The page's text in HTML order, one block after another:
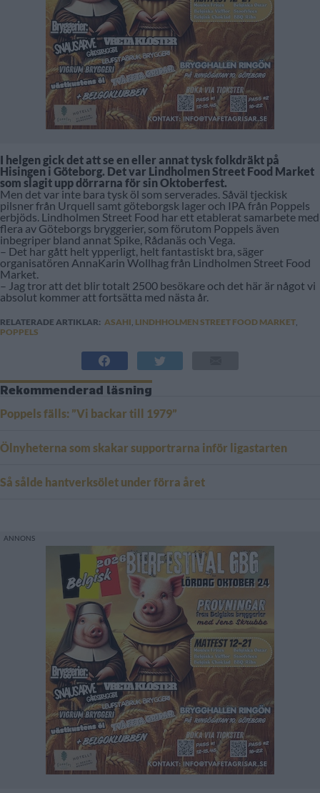
I helgen gick det att se en eller annat tysk folkdräkt på
Hisingen i Göteborg. Det var Lindholmen Street Food Market
som slagit upp dörrarna för sin Oktoberfest.
Men det var inte bara tysk öl som serverades. Såväl tjeckisk
pilsner från Urquell samt göteborgsk lager och IPA från Poppels
erbjöds. Lindholmen Street Food har ett etablerat samarbete med
flera av Göteborgs bryggerier, som förutom Poppels även
inbegriper bland annat Spike, Rådanäs och Vega.
– Det har gått helt ypperligt, helt fantastiskt bra, säger
organisatören AnnaKarin Wollhag från Lindholmen Street Food
Market.
– Jag tror att det blir totalt 2500 besökare och det här är något vi
absolut kommer att fortsätta med nästa år.
RELATERADE ARTIKLAR: ASAHI, LINDHHOLMEN STREET FOOD MARKET,
POPPELS
Rekommenderad läsning
Poppels fälls: ”Vi backar till 1979”
Ölnyheterna som skakar supportrarna inför ligastarten
Så sålde hantverksölet under förra året